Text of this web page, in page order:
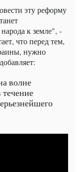
эту реформу
к земле", -
что перед тем,
нужно
волне
течение